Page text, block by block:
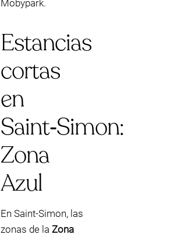
Mobypark.
Estancias
cortas
en
Saint‑Simon:
Zona
Azul
En Saint‑Simon, las
zonas de la Zona